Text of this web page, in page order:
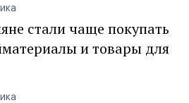
стали чаще покупать
и товары для